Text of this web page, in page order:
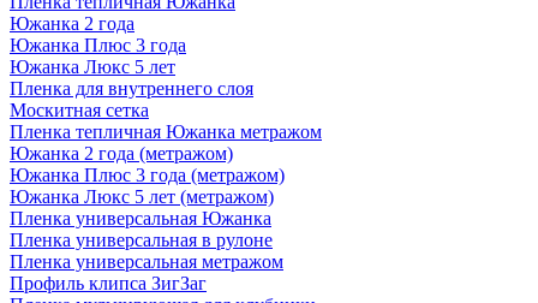
Южанка 2 года
Южанка Плюс 3 года
Южанка Люкс 5 лет
Пленка для внутреннего слоя
Москитная сетка
Пленка тепличная Южанка метражом
Южанка 2 года (метражом)
Южанка Плюс 3 года (метражом)
Южанка Люкс 5 лет (метражом)
Пленка универсальная Южанка
Пленка универсальная в рулоне
Пленка универсальная метражом
Профиль клипса ЗигЗаг